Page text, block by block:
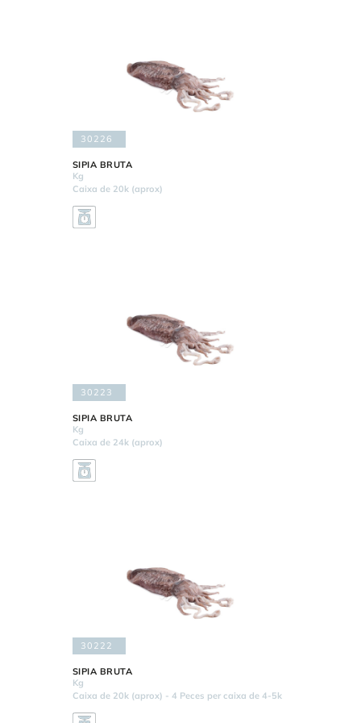
30226
SIPIA BRUTA
Kg
Caixa de 20k (aprox)
30223
SIPIA BRUTA
Kg
Caixa de 24k (aprox)
30222
SIPIA BRUTA
Kg
Caixa de 20k (aprox) - 4 Peces per caixa de 4-5k